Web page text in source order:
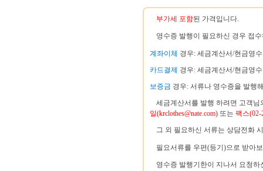
부가세 포함된 가격입니다.
영수증 발행이 필요하신 경우 접
계좌이체 경우: 세금계산서/현금영
카드결제 경우: 세금계산서/현금영
보증금 경우: 서류나 영수증을 발행
세금계산서를 발행 하려면 고객
일(krclothes@nate.com) 또는 팩스(02-
그 외 필요하신 서류는 상담전화
필요서류를 우편(등기)으로 받아
영수증 발행기한이 지나서 요청